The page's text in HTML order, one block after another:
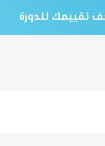
تقييمك للدورة